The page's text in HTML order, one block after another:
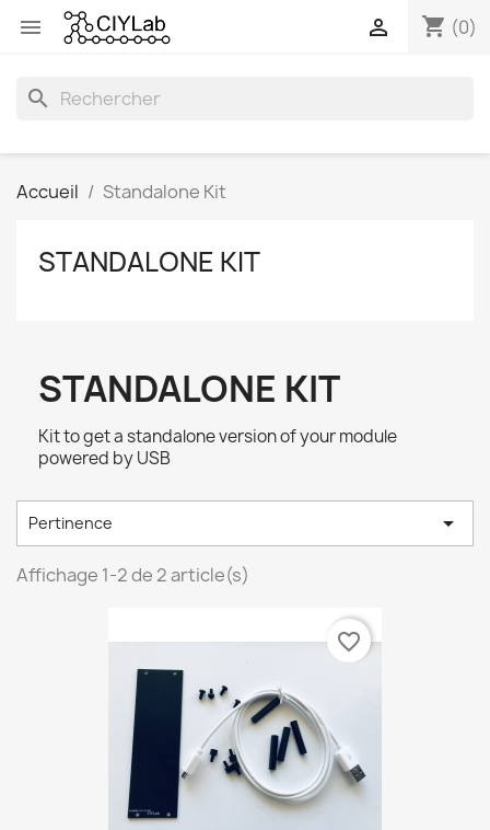
 shopping_cart (0)

search
Accueil Standalone Kit
STANDALONE KIT
STANDALONE KIT
Kit to get a standalone version of your module
powered by USB
Pertinence 
Affichage 1-2 de 2 article(s)
favorite_border